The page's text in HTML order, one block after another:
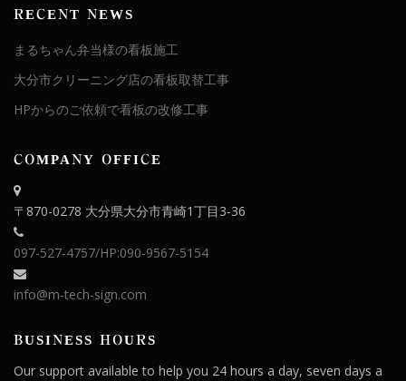
RECENT NEWS
まるちゃん弁当様の看板施工
大分市クリーニング店の看板取替工事
HPからのご依頼で看板の改修工事
COMPANY OFFICE
〒870-0278 大分県大分市青崎1丁目3-36
097-527-4757/HP:090-9567-5154
info@m-tech-sign.com
BUSINESS HOURS
Our support available to help you 24 hours a day, seven days a